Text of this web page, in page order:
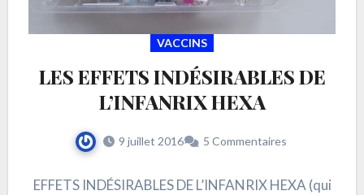
VACCINS
LES EFFETS INDÉSIRABLES DE
L’INFANRIX HEXA
9 juillet 2016 5 Commentaires
EFFETS INDÉSIRABLES DE L’INFANRIX HEXA (qui